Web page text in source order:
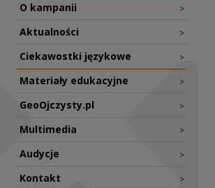
O kampanii >
Aktualności >
Ciekawostki językowe >
Materiały edukacyjne >
GeoOjczysty.pl >
Multimedia >
Audycje >
Kontakt >